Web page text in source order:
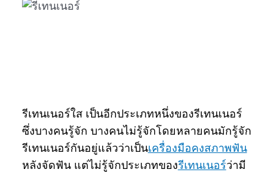
รีเทนเนอร์ใส เป็นอีกประเภทหนึ่งของรีเทนเนอร์
ซึ่งบางคนรู้จัก บางคนไม่รู้จักโดยหลายคนมักรู้จัก
รีเทนเนอร์กันอยู่แล้วว่าเป็นเครื่องมือคงสภาพฟัน
หลังจัดฟัน แต่ไม่รู้จักประเภทของรีเทนเนอร์ว่ามี